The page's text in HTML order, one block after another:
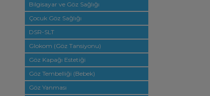
Bilgisayar ve Göz Sağlığı
Çocuk Göz Sağlığı
DSR-SLT
Glokom (Göz Tansiyonu)
Göz Kapağı Estetiği
Göz Tembelliği (Bebek)
Göz Yanması